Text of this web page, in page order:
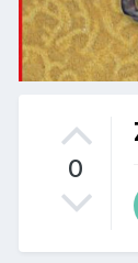
0